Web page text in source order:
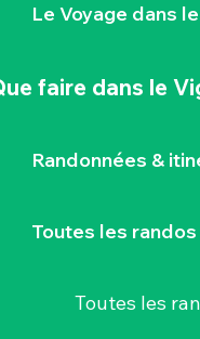
Le Voyage dans
faire dans le
Randonnées &
Toutes les randos
Toutes les
du
du tourisme
Destination
et Maine